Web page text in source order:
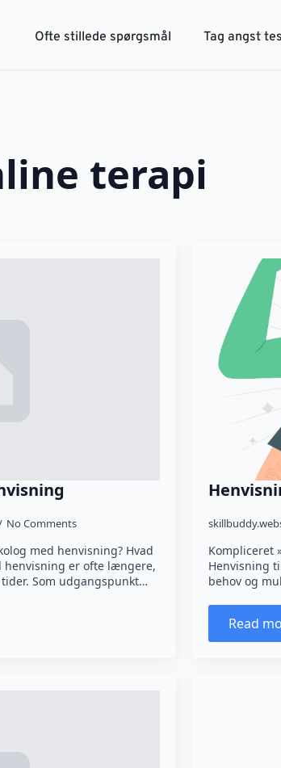
Ofte stillede spørgsmål Tag angst
terapi
No Comments
med henvisning? Hvad
henvisning er ofte længere,
Som udgangspunkt…
Kompliceret
Henvisning
behov og
Read